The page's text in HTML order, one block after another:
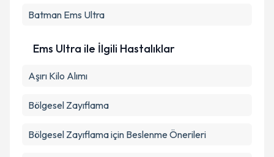
Batman Ems Ultra
Ems Ultra ile İlgili Hastalıklar
Aşırı Kilo Alımı
Bölgesel Zayıflama
Bölgesel Zayıflama için Beslenme Önerileri